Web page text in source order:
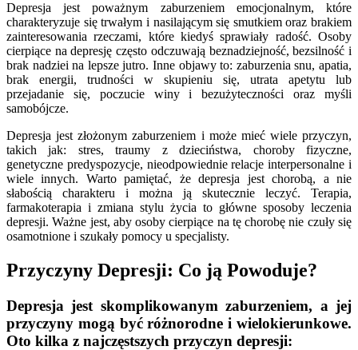
Depresja jest poważnym zaburzeniem emocjonalnym, które
charakteryzuje się trwałym i nasilającym się smutkiem oraz brakiem
zainteresowania rzeczami, które kiedyś sprawiały radość. Osoby
cierpiące na depresję często odczuwają beznadziejność, bezsilność i
brak nadziei na lepsze jutro. Inne objawy to: zaburzenia snu, apatia,
brak energii, trudności w skupieniu się, utrata apetytu lub
przejadanie się, poczucie winy i bezużyteczności oraz myśli
samobójcze.
Depresja jest złożonym zaburzeniem i może mieć wiele przyczyn,
takich jak: stres, traumy z dzieciństwa, choroby fizyczne,
genetyczne predyspozycje, nieodpowiednie relacje interpersonalne i
wiele innych. Warto pamiętać, że depresja jest chorobą, a nie
słabością charakteru i można ją skutecznie leczyć. Terapia,
farmakoterapia i zmiana stylu życia to główne sposoby leczenia
depresji. Ważne jest, aby osoby cierpiące na tę chorobę nie czuły się
osamotnione i szukały pomocy u specjalisty.
Przyczyny Depresji: Co ją Powoduje?
Depresja jest skomplikowanym zaburzeniem, a jej
przyczyny mogą być różnorodne i wielokierunkowe.
Oto kilka z najczęstszych przyczyn depresji: